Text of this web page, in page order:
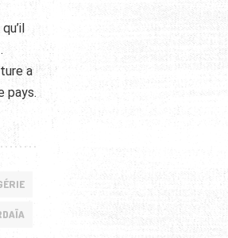
a
pays.